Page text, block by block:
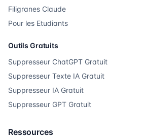
Filigranes Claude
Pour les Etudiants
Outils Gratuits
Suppresseur ChatGPT Gratuit
Suppresseur Texte IA Gratuit
Suppresseur IA Gratuit
Suppresseur GPT Gratuit
Ressources